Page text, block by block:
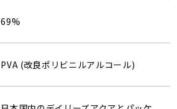
69%
PVA (改良ポリビニルアルコール)